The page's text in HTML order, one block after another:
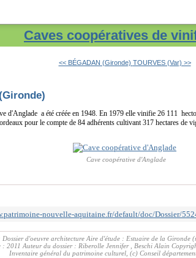
Caves coopératives de
<< BÉGADAN (Gironde) TOURVES (Var) >>
d'Anglade a été créée en 1948. En 1979 elle vinifie 26 111
pour le compte de 84 adhérents cultivant 317 hectares de
Cave coopérative d'Anglade
Dossier d'oeuvre architecture Aire d'étude : Estuaire de la Gironde
: 2011 Auteur du dossier : Riberolle Jennifer , Beschi Alain
Inventaire général du patrimoine culturel, (c) Conseil